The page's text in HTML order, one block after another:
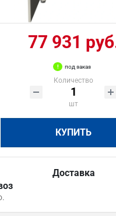
77 931
под заказ
Количество
шт
КУПИТЬ
Доставка